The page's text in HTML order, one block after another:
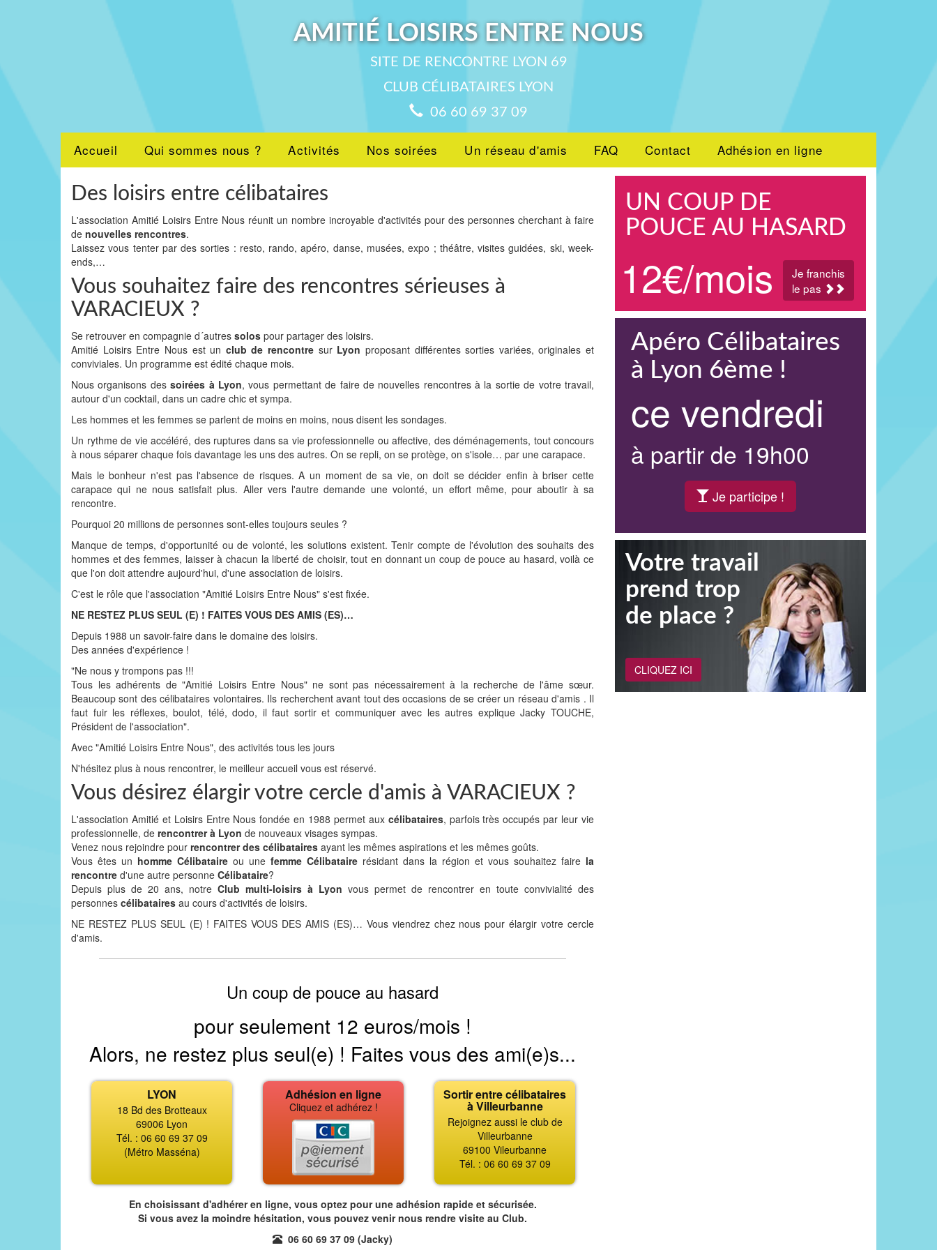
AMITIÉ LOISIRS ENTRE NOUS
SITE DE RENCONTRE LYON 69
CLUB CÉLIBATAIRES LYON
06 60 69 37 09
Accueil Qui sommes nous ? Activités Nos soirées Un réseau d'amis FAQ Contact Adhésion en ligne
Des loisirs entre célibataires
L'association Amitié Loisirs Entre Nous réunit un nombre incroyable d'activités pour des personnes cherchant à faire
de nouvelles rencontres.
Laissez vous tenter par des sorties : resto, rando, apéro, danse, musées, expo ; théâtre, visites guidées, ski, week-
ends,…
Vous souhaitez faire des rencontres sérieuses à
VARACIEUX ?
Se retrouver en compagnie d´autres solos pour partager des loisirs.
Amitié Loisirs Entre Nous est un club de rencontre sur Lyon proposant différentes sorties variées, originales et
conviviales. Un programme est édité chaque mois.
Nous organisons dessoirées à Lyon, vous permettant de faire de nouvelles rencontres à la sortie de votre travail,
autour d'un cocktail, dans un cadre chic et sympa.
Les hommes et les femmes se parlent de moins en moins, nous disent les sondages.
Un rythme de vie accéléré, des ruptures dans sa vie professionnelle ou affective, des déménagements, tout concours
à nous séparer chaque fois davantage les uns des autres. On se repli, on se protège, on s'isole… par une carapace.
Mais le bonheur n'est pas l'absence de risques. A un moment de sa vie, on doit se décider enfin à briser cette
carapace qui ne nous satisfait plus. Aller vers l'autre demande une volonté, un effort même, pour aboutir à sa
rencontre.
Pourquoi 20 millions de personnes sont-elles toujours seules ?
Manque de temps, d'opportunité ou de volonté, les solutions existent. Tenir compte de l'évolution des souhaits des
hommes et des femmes, laisser à chacun la liberté de choisir, tout en donnant un coup de pouce au hasard, voilà ce
que l'on doit attendre aujourd'hui, d'une association de loisirs.
C'est le rôle que l'association "Amitié Loisirs Entre Nous" s'est fixée.
NE RESTEZ PLUS SEUL (E) ! FAITES VOUS DES AMIS (ES)…
Depuis 1988 un savoir-faire dans le domaine des loisirs.
Des années d'expérience !
"Ne nous y trompons pas !!!
Tous les adhérents de "Amitié Loisirs Entre Nous" ne sont pas nécessairement à la recherche de l'âme sœur.
Beaucoup sont des célibataires volontaires. Ils recherchent avant tout des occasions de se créer un réseau d'amis . Il
faut fuir les réflexes, boulot, télé, dodo, il faut sortir et communiquer avec les autres explique Jacky TOUCHE,
Président de l'association".
Avec "Amitié Loisirs Entre Nous", des activités tous les jours
N'hésitez plus à nous rencontrer, le meilleur accueil vous est réservé.
Vous désirez élargir votre cercle d'amis à VARACIEUX ?
L'association Amitié et Loisirs Entre Nous fondée en 1988 permet aux célibataires, parfois très occupés par leur vie
professionnelle, de rencontrer à Lyon de nouveaux visages sympas.
Venez nous rejoindre pour rencontrer des célibataires ayant les mêmes aspirations et les mêmes goûts.
Vous êtes un homme Célibataire ou une femme Célibataire résidant dans la région et vous souhaitez faire la
rencontre d'une autre personne Célibataire?
Depuis plus de 20 ans, notre Club multi-loisirs à Lyon vous permet de rencontrer en toute convivialité des
personnes célibataires au cours d'activités de loisirs.
NE RESTEZ PLUS SEUL (E) ! FAITES VOUS DES AMIS (ES)… Vous viendrez chez nous pour élargir votre cercle
d'amis.
Un coup de pouce au hasard
pour seulement 12 euros/mois !
Alors, ne restez plus seul(e) ! Faites vous des ami(e)s...
LYON
18 Bd des Brotteaux
69006 Lyon
Tél. : 06 60 69 37 09
(Métro Masséna)
Adhésion en ligne
Cliquez et adhérez !
Sortir entre célibataires
à Villeurbanne
Rejoignez aussi le club de
Villeurbanne
69100 Vileurbanne
Tél. : 06 60 69 37 09
En choisissant d'adhérer en ligne, vous optez pour une adhésion rapide et sécurisée.
Si vous avez la moindre hésitation, vous pouvez venir nous rendre visite au Club.
06 60 69 37 09 (Jacky)
UN COUP DE
POUCE AU HASARD
12€/mois
Je franchis
le pas
Apéro Célibataires
à Lyon 6ème !
ce vendredi
à partir de 19h00
Je participe !
Votre travail
prend trop
de place ?
CLIQUEZ ICI